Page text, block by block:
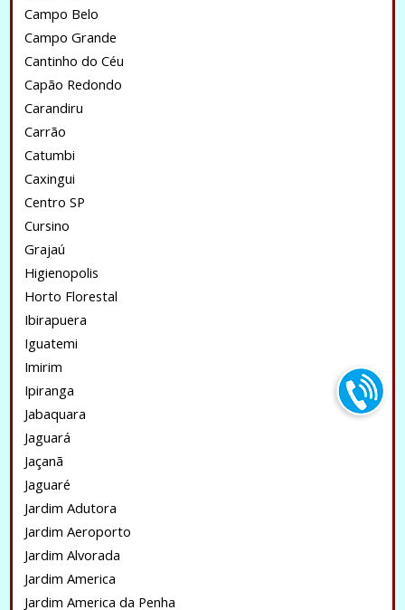
Campo Belo
Campo Grande
Cantinho do Céu
Capão Redondo
Carandiru
Carrão
Catumbi
Caxingui
Centro SP
Cursino
Grajaú
Higienopolis
Horto Florestal
Ibirapuera
Iguatemi
Imirim
Ipiranga
Jabaquara
Jaguará
Jaçanã
Jaguaré
Jardim Adutora
Jardim Aeroporto
Jardim Alvorada
Jardim America
Jardim America da Penha